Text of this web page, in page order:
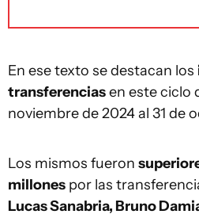
En ese texto se destacan los
transferenciasen este ciclo
noviembre de 2024 al 31 de
Los mismos fueron
millones por las
Lucas Sanabria, Bruno